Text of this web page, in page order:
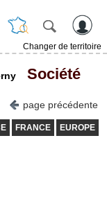
Changer de territoire
Société
page précédente
FRANCE EUROPE